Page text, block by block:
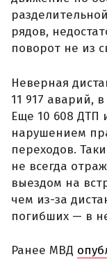
рядов,
поворот не из
Неверная
11 917 аварий,
Еще 10 608 ДТП
нарушением
переходов.
не всегда
выездом на
чем из-за
погибших — в
Ранее МВД